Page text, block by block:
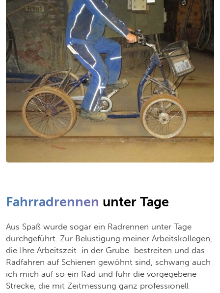
Fahrradrennen unter Tage
Aus Spaß wurde sogar ein Radrennen unter Tage
durchgeführt. Zur Belustigung meiner Arbeitskollegen,
die Ihre Arbeitszeit in der Grube bestreiten und das
Radfahren auf Schienen gewöhnt sind, schwang auch
ich mich auf so ein Rad und fuhr die vorgegebene
Strecke, die mit Zeitmessung ganz professionell